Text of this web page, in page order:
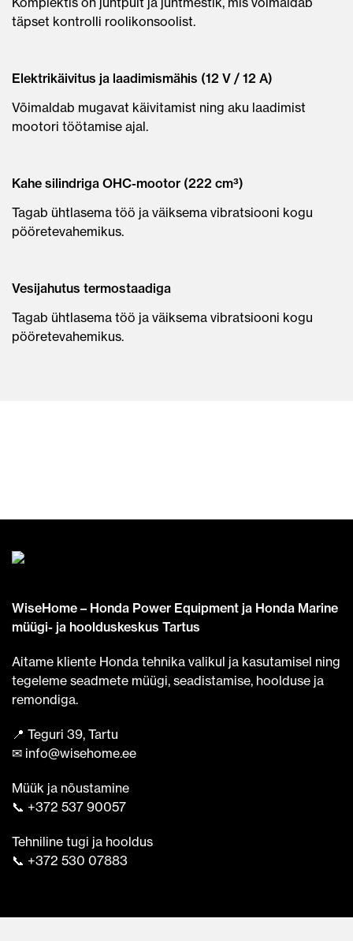
täpset kontrolli roolikonsoolist.
Elektrikäivitus ja laadimismähis (12 V / 12 A)
Võimaldab mugavat käivitamist ning aku laadimist
mootori töötamise ajal.
Kahe silindriga OHC-mootor (222 cm³)
Tagab ühtlasema töö ja väiksema vibratsiooni kogu
pööretevahemikus.
Vesijahutus termostaadiga
Tagab ühtlasema töö ja väiksema vibratsiooni kogu
pööretevahemikus.
WiseHome – Honda Power Equipment ja Honda Marine
müügi- ja hoolduskeskus Tartus
Aitame kliente Honda tehnika valikul ja kasutamisel ning
tegeleme seadmete müügi, seadistamise, hoolduse ja
remondiga.
📍 Teguri 39, Tartu
✉ info@wisehome.ee
Müük ja nõustamine
📞 +372 537 90057
Tehniline tugi ja hooldus
📞 +372 530 07883